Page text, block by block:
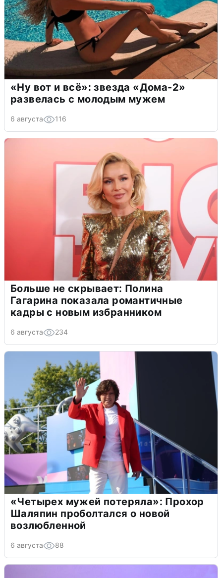
«Ну вот и всё»: звезда «Дома-2»
развелась с молодым мужем
6 августа 116
Больше не скрывает: Полина
Гагарина показала романтичные
кадры с новым избранником
6 августа 234
«Четырех мужей потеряла»: Прохор
Шаляпин проболтался о новой
возлюбленной
6 августа 88